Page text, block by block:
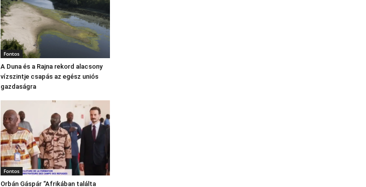
Fontos
A Duna és a Rajna rekord alacsony
vízszintje csapás az egész uniós
gazdaságra
Fontos
Orbán Gáspár “Afrikában találta